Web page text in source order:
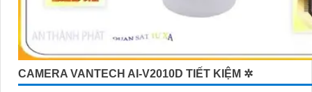
CAMERA VANTECH AI-V2010D TIẾT KIỆM ✲